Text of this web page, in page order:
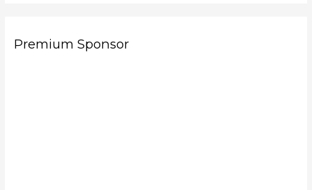
Premium Sponsor